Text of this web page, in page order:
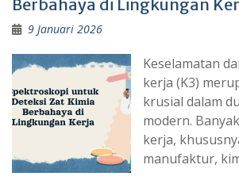
Berbahaya di Lingkungan
9 Januari 2026
Keselamatan
kerja (K3)
krusial dalam
modern.
kerja,
manufaktur,